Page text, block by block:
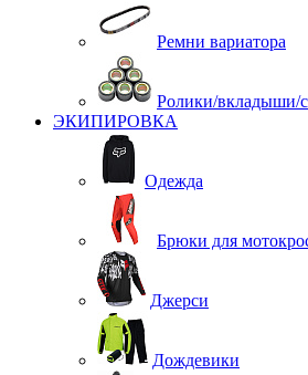
Ремни вариатора
Ролики/вкладыши/
ЭКИПИРОВКА
Одежда
Брюки для
Джерси
Дождевики